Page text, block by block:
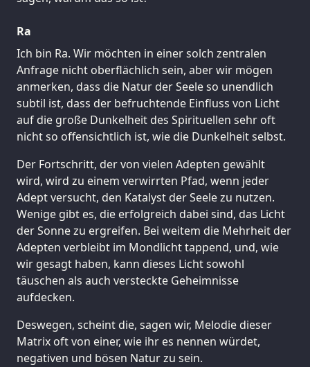
Ra
Ich bin Ra. Wir möchten in einer solch zentralen
Anfrage nicht oberflächlich sein, aber wir mögen
anmerken, dass die Natur der Seele so unendlich
subtil ist, dass der befruchtende Einfluss von Licht
auf die große Dunkelheit des Spirituellen sehr oft
nicht so offensichtlich ist, wie die Dunkelheit selbst.
Der Fortschritt, der von vielen Adepten gewählt
wird, wird zu einem verwirrten Pfad, wenn jeder
Adept versucht, den Katalyst der Seele zu nutzen.
Wenige gibt es, die erfolgreich dabei sind, das Licht
der Sonne zu ergreifen. Bei weitem die Mehrheit der
Adepten verbleibt im Mondlicht tappend, und, wie
wir gesagt haben, kann dieses Licht sowohl
täuschen als auch versteckte Geheimnisse
aufdecken.
Deswegen, scheint die, sagen wir, Melodie dieser
Matrix oft von einer, wie ihr es nennen würdet,
negativen und bösen Natur zu sein.